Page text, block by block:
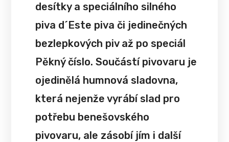
desítky a speciálního silného
piva d´Este piva či jedinečných
bezlepkových piv až po speciál
Pěkný číslo. Součástí pivovaru je
ojedinělá humnová sladovna,
která nejenže vyrábí slad pro
potřebu benešovského
pivovaru, ale zásobí jím i další